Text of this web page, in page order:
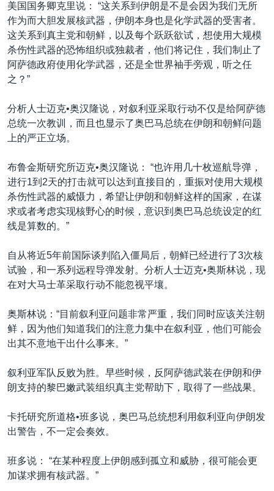
美国国务卿克里说： “这关系到伊朗是不是会因为我们无所
作为而大胆发展核武器，伊朗本身也是化学武器的受害者。
这关系到真主党和朝鲜，以及每个跃跃欲试，想使用大规模
杀伤性武器的恐怖组织或独裁者，他们将记住，我们制止了
阿萨德政府使用化学武器，还是全世界袖手旁观，听之任
之？”
分析人士迈克•奥汉隆说，对叙利亚采取行动不仅是给阿萨德
总统一次教训，而且也显示了奥巴马总统在伊朗和朝鲜问题
上的严正立场。
布鲁金斯研究所迈克•奥汉隆说： “也许用几十枚巡航导弹，
进行1到2天的打击就可以达到直接目的，重振对使用大规模
杀伤性武器的威慑力，希望让伊朗和朝鲜这样的国家，在谋
求或者考虑实现核野心的时候，意识到奥巴马总统设定的红
线是算数的。”
自从将近5年前国际谈判陷入僵局后，朝鲜已经进行了3次核
试验，和一系列远程导弹发射。分析人士迈克•奥斯林说，现
在对大马士革采取行动不能忽视平壤。
奥斯林说：“目前叙利亚问题非常严重，我们同时应该关注朝
鲜，因为他们知道我们的注意力集中在叙利亚，他们可能会
出其不意地干出什么事来。”
叙利亚军队反败为胜。早些时候，反阿萨德武装在伊朗和伊
朗支持的黎巴嫩武装组织真主党帮助下，取得了一些战果。
卡托研究所道格•班多说，奥巴马总统想利用叙利亚向伊朗发
出警告，不一定会奏效。
班多说： “在某种程度上伊朗感到孤立和威胁，很可能会更
加谋求拥有核武器。”